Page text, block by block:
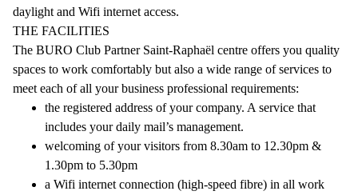
daylight and Wifi internet access.
THE FACILITIES
The BURO Club Partner Saint-Raphaël centre offers you quality
spaces to work comfortably but also a wide range of services to
meet each of all your business professional requirements:
the registered address of your company. A service that
includes your daily mail’s management.
welcoming of your visitors from 8.30am to 12.30pm &
1.30pm to 5.30pm
a Wifi internet connection (high-speed fibre) in all work